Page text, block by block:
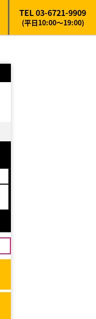
TEL 03-6721-9909
(平日10:00～19:00)